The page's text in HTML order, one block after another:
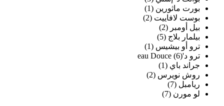
بورت ماثورين (1)
بوست لافاييت (2)
بيل أومبر (2)
بيلمار بلاج (5)
ترو أو بيشيس (1)
ترو د'eau Douce (6)
جراند باي (1)
روش نويرس (2)
ريامبل (7)
لو مورن (7)